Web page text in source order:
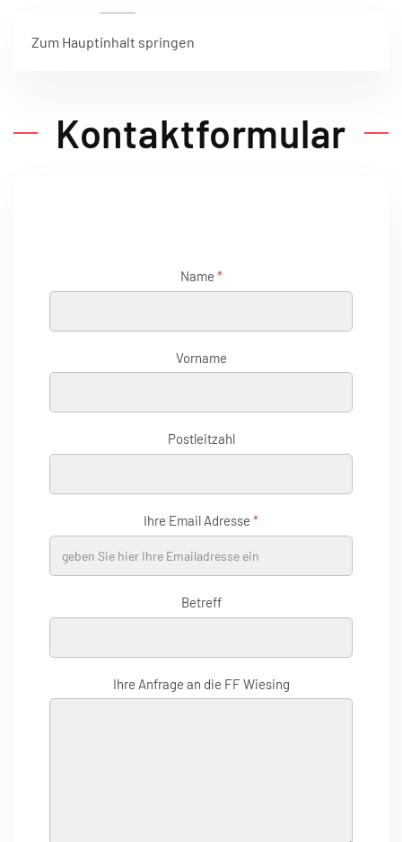
Zum Hauptinhalt springen
Kontaktformular
Name *
Vorname
Postleitzahl
Ihre Email Adresse *
Betreff
Ihre Anfrage an die FF Wiesing